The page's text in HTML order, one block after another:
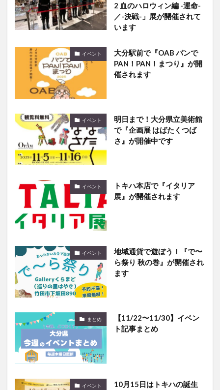
2 血のハロウィン編 -運命-
／-決戦-」展が開催されて
います
イベント
大分駅前で『OAB パンで
PAN！PAN！まつり』が開
催されます
イベント
明日まで！大分県立美術館
で『企画展 はばたくつば
さ』が開催中です
イベント
トキハ本店で『イタリア
展』が開催されます
イベント
地域通貨で遊ぼう！『で〜
ら祭り 秋の巻』が開催され
ます
まとめ
【11/22〜11/30】イベン
ト記事まとめ
イベント
10月15日はトキハの誕生